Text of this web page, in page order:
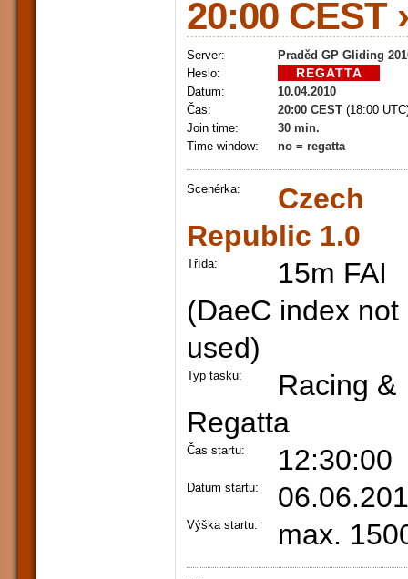
20:00 CEST
Server:
Praděd GP Gliding
Heslo:
Datum:
10.04.2010
Čas:
20:00 CEST (18:00
Join time:
30 min.
Time window:
no = regatta
Scenérka:
Czech
Republic 1.0
Třída:
15m FAI
(DaeC index not
used)
Typ tasku:
Racing &
Regatta
Čas startu: 12:30:00
Datum startu:
Výška startu: max.